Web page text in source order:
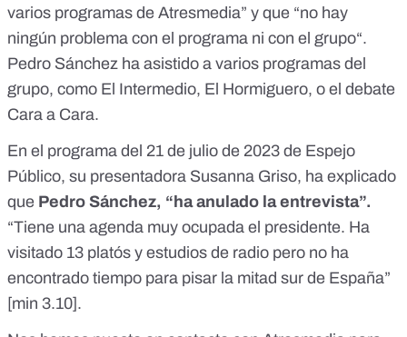
varios programas de Atresmedia” y que “no hay
ningún problema con el programa ni con el grupo“.
Pedro Sánchez ha asistido a varios programas del
grupo, como El Intermedio, El Hormiguero, o el debate
Cara a Cara.
En el programa del 21 de julio de 2023 de Espejo
Público, su presentadora Susanna Griso, ha explicado
que Pedro Sánchez, “ha anulado la entrevista”.
“Tiene una agenda muy ocupada el presidente. Ha
visitado 13 platós y estudios de radio pero no ha
encontrado tiempo para pisar la mitad sur de España”
[min 3.10].